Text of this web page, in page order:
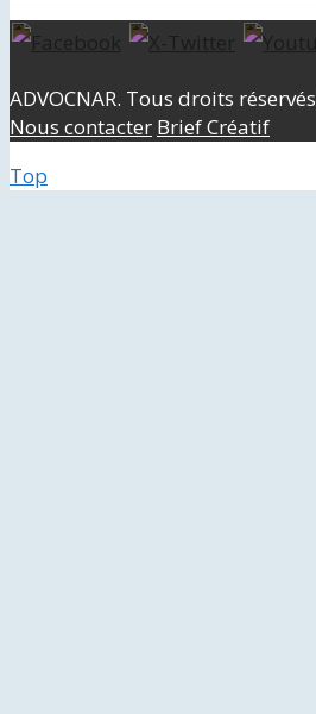
ADVOCNAR. Tous droits réservés
Nous contacter Brief Créatif
Top